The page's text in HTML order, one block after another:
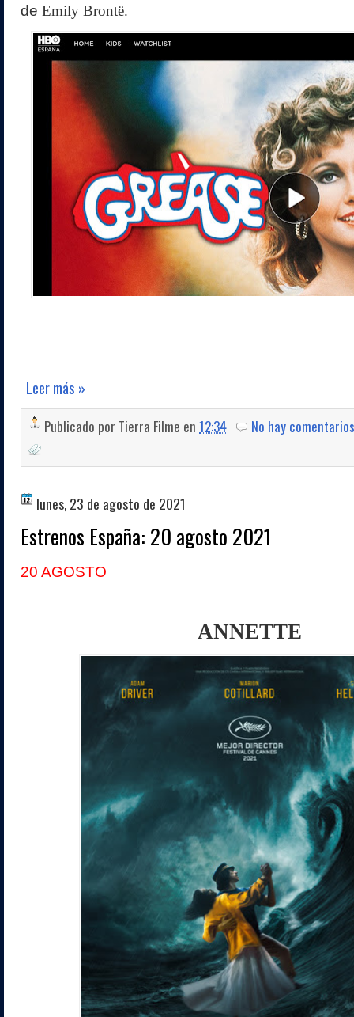
de Emily Brontë.
Leer más »
Publicado por Tierra Filme en 12:34 No hay
lunes, 23 de agosto de 2021
Estrenos España: 20 agosto 2021
20 AGOSTO
ANNETTE